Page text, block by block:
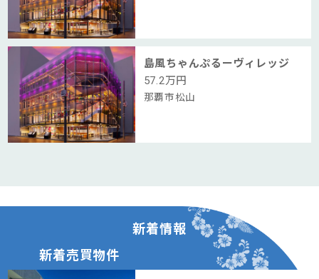
島風ちゃんぷるーヴィレッジ
57.2万円
那覇市松山
新着情報
新着売買物件